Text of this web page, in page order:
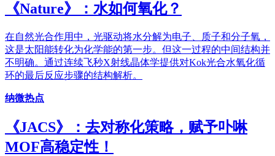
《​Nature》：水如何氧化？
在自然光合作用中，光驱动将水分解为电子、质子和分子氧，
这是太阳能转化为化学能的第一步。但这一过程的中间结构并
不明确。通过连续飞秒X射线晶体学提供对Kok光合水氧化循
环的最后反应步骤的结构解析。
纳微热点
《JACS》：去对称化策略，赋予卟啉
MOF高稳定性！